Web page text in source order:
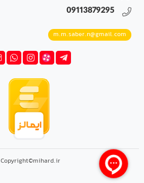
09113879295
m.m.saber.n@gmail.com
Copyright©mihard.ir